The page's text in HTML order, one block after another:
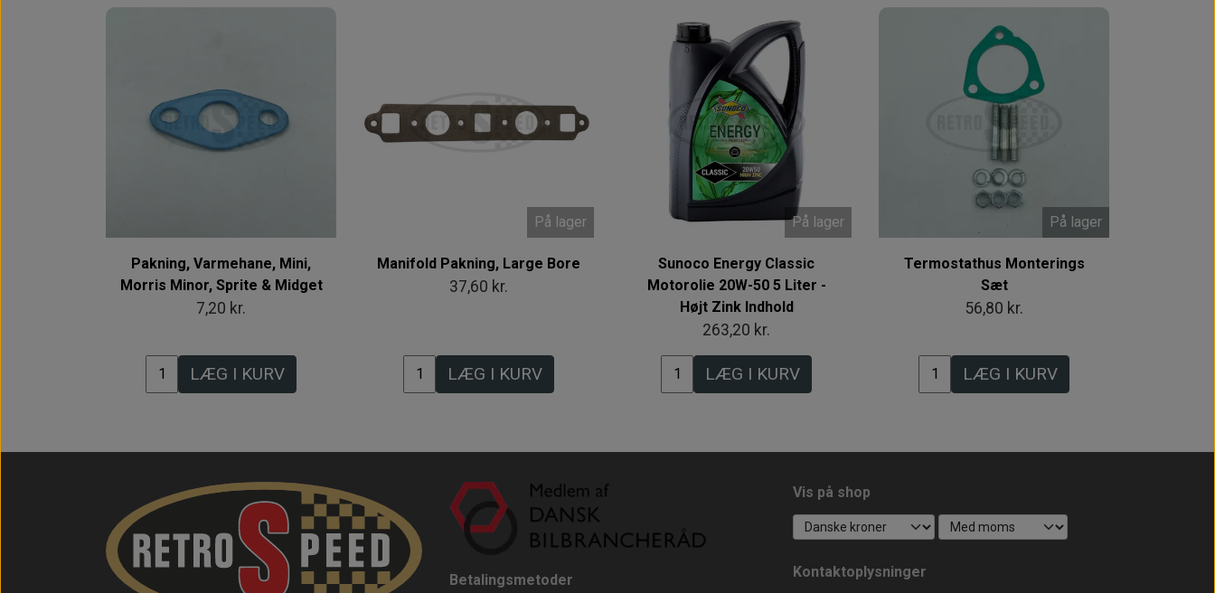
Pakning, Varmehane, Mini,
Morris Minor, Sprite & Midget
7,20 kr.
LÆG I KURV
På lager
Manifold Pakning, Large Bore
37,60 kr.
LÆG I KURV
På lager
Sunoco Energy Classic
Motorolie 20W-50 5 Liter -
Højt Zink Indhold
263,20 kr.
LÆG I KURV
På lager
Termostathus Monterings
Sæt
56,80 kr.
LÆG I KURV
Betalingsmetoder
Vis på shop
Kontaktoplysninger